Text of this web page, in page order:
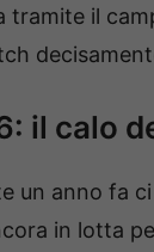
tramite il
il calo
un anno fa
in lotta